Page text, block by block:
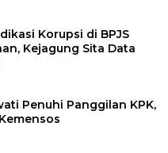
Korupsi di BPJS
Kejagung Sita Data
Penuhi Panggilan KPK,